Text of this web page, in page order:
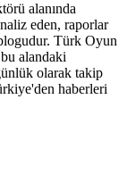
alanında
eden, raporlar
Türk Oyun
alandaki
olarak takip
haberleri